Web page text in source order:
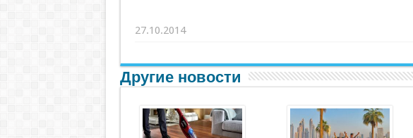
27.10.2014
Другие новости